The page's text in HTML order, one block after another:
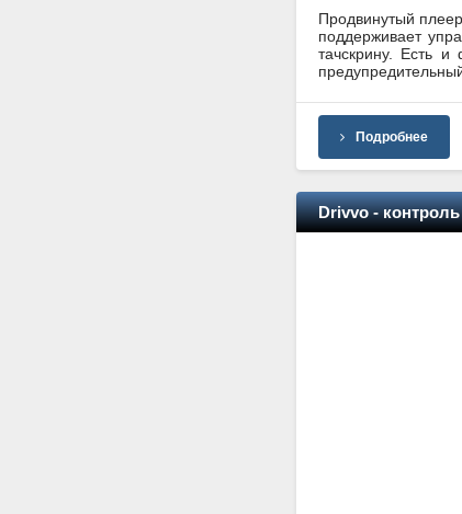
Продвинутый
поддерживает
тачскрину. Есть
Подробнее
Drivvo -